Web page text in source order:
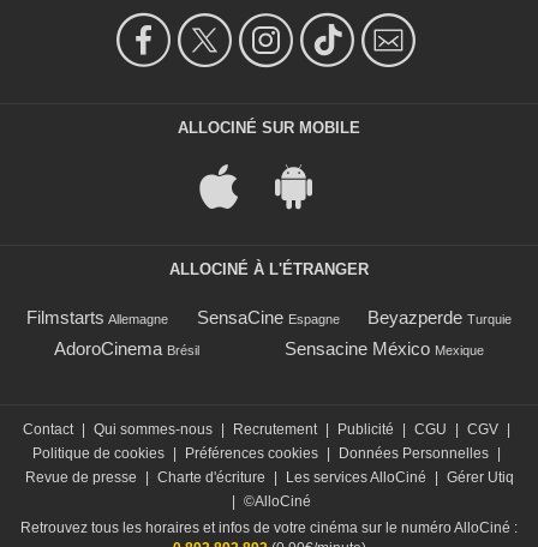
ALLOCINÉ SUR MOBILE
ALLOCINÉ À L'ÉTRANGER
Filmstarts Allemagne SensaCine Espagne Beyazperde Turquie
AdoroCinema Brésil Sensacine México Mexique
Contact | Qui sommes-nous | Recrutement | Publicité | CGU | CGV |
Politique de cookies | Préférences cookies | Données Personnelles |
Revue de presse
| Charte d'écriture | Les services AlloCiné | Gérer Utiq
| ©AlloCiné
Retrouvez tous les horaires et infos de votre cinéma sur le numéro AlloCiné :